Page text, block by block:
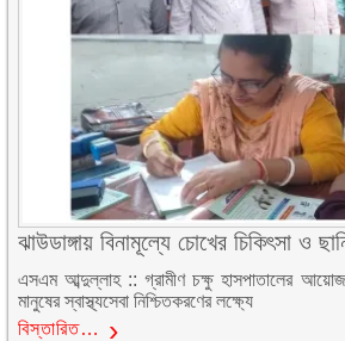
ঝাউডাঙ্গায় বিনামূল্যে চোখের চিকিৎসা ও
এসএম আব্দুল্লাহ :: গ্রামীণ চক্ষু হাসপাতালের
মানুষের স্বাস্থ্যসেবা নিশ্চিতকরণের লক্ষ্যে
বিস্তারিত…